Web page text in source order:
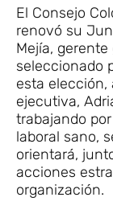
El Consejo
renovó su
Mejía,
seleccionado
esta elección,
ejecutiva,
trabajando
laboral sano,
orientará,
acciones
organización.